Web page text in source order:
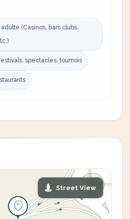
(Casinos, bars clubs,
spectacles, tournois
Street View